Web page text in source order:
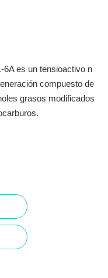
Preguntar
6A es un tensioactivo n
compuesto de
grasos modificados